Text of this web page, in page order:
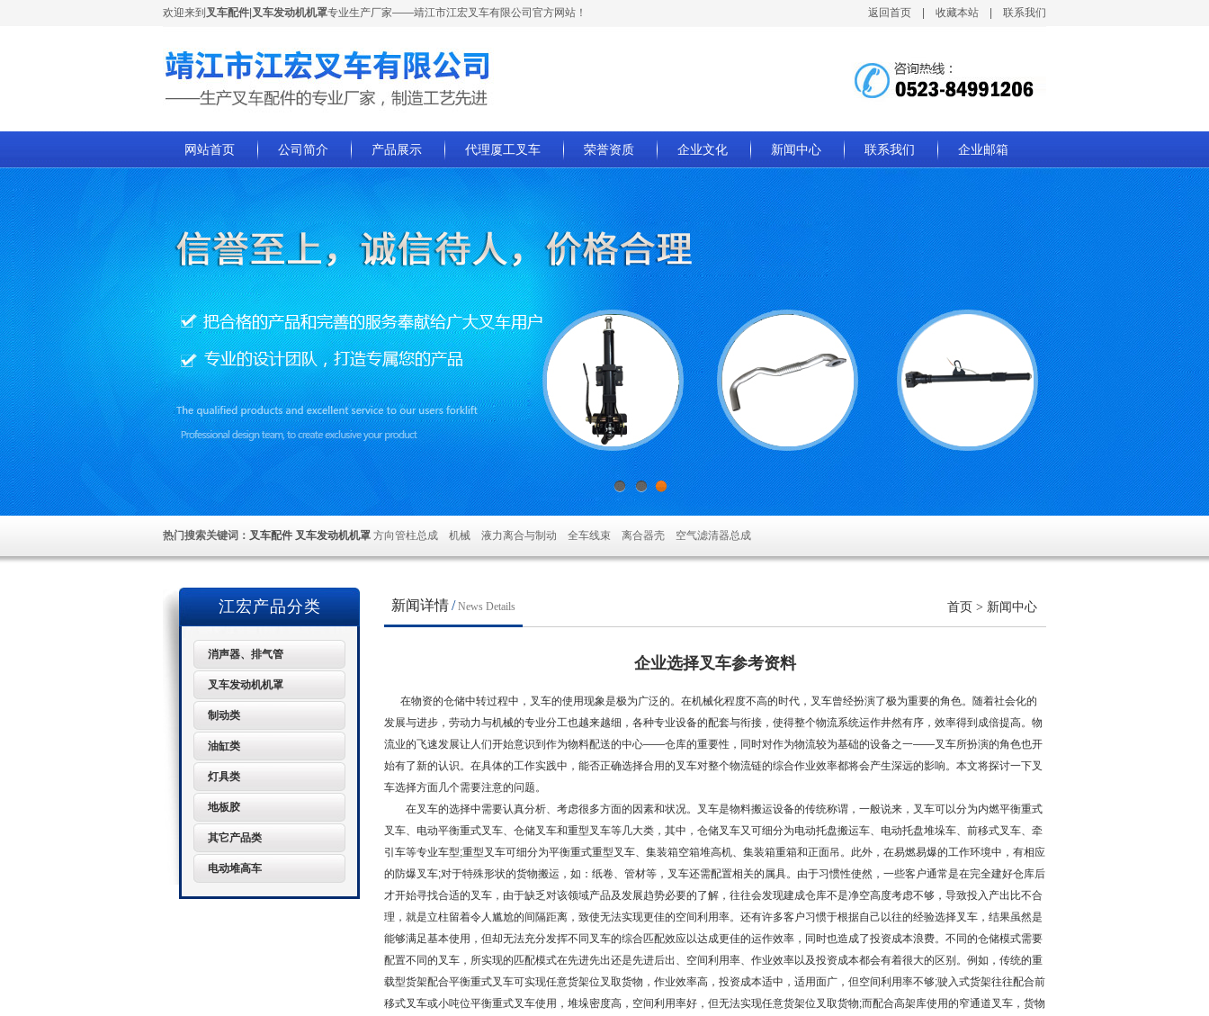
欢迎来到 叉车配件 叉车发动机机罩专业生产厂家——靖江市江宏叉车有限公司官方网站！ 返回首页 收藏本站 联系我们
网站首页 公司简介 产品展示 代理厦工叉车 荣誉资质 企业文化 新闻中心 联系我们 企业邮箱
1
热门搜索关键词： 叉车配件 叉车发动机机罩 方向管柱总成 机械 液力离合与制动 全车线束 离合器壳 空气滤清器总成
江宏产品分类
消声器、排气管
叉车发动机机罩
制动类
油缸类
灯具类
地板胶
其它产品类
电动堆高车
新闻详情/ News Details 首页 > 新闻中心
企业选择叉车参考资料
在物资的仓储中转过程中，叉车的使用现象是极为广泛的。在机械化程度不高的时代，叉车曾经扮演了极为重要的角色。随着社会化的
发展与进步，劳动力与机械的专业分工也越来越细，各种专业设备的配套与衔接，使得整个物流系统运作井然有序，效率得到成倍提高。物
流业的飞速发展让人们开始意识到作为物料配送的中心——仓库的重要性，同时对作为物流较为基础的设备之一——叉车所扮演的角色也开
始有了新的认识。在具体的工作实践中，能否正确选择合用的叉车对整个物流链的综合作业效率都将会产生深远的影响。本文将探讨一下叉
车选择方面几个需要注意的问题。
在叉车的选择中需要认真分析、考虑很多方面的因素和状况。叉车是物料搬运设备的传统称谓，一般说来，叉车可以分为内燃平衡重式
叉车、电动平衡重式叉车、仓储叉车和重型叉车等几大类，其中，仓储叉车又可细分为电动托盘搬运车、电动托盘堆垛车、前移式叉车、牵
引车等专业车型;重型叉车可细分为平衡重式重型叉车、集装箱空箱堆高机、集装箱重箱和正面吊。此外，在易燃易爆的工作环境中，有相应
的防爆叉车;对于特殊形状的货物搬运，如：纸卷、管材等，叉车还需配置相关的属具。由于习惯性使然，一些客户通常是在完全建好仓库后
才开始寻找合适的叉车，由于缺乏对该领域产品及发展趋势必要的了解，往往会发现建成仓库不是净空高度考虑不够，导致投入产出比不合
理，就是立柱留着令人尴尬的间隔距离，致使无法实现更佳的空间利用率。还有许多客户习惯于根据自己以往的经验选择叉车，结果虽然是
能够满足基本使用，但却无法充分发挥不同叉车的综合匹配效应以达成更佳的运作效率，同时也造成了投资成本浪费。不同的仓储模式需要
配置不同的叉车，所实现的匹配模式在先进先出还是先进后出、空间利用率、作业效率以及投资成本都会有着很大的区别。例如，传统的重
载型货架配合平衡重式叉车可实现任意货架位叉取货物，作业效率高，投资成本适中，适用面广，但空间利用率不够;驶入式货架往往配合前
移式叉车或小吨位平衡重式叉车使用，堆垛密度高，空间利用率好，但无法实现任意货架位叉取货物;而配合高架库使用的窄通道叉车，货物